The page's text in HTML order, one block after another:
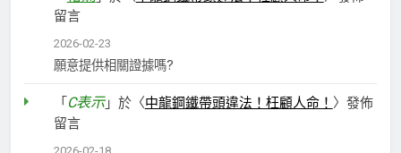
留言
2026-02-23
願意提供相關證據嗎?
「 C表示」於〈中龍鋼鐵帶頭違法！枉顧人命！ 〉發佈
留言